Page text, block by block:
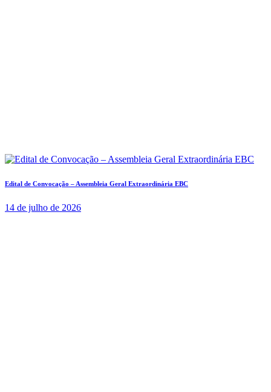
Edital de Convocação – Assembleia Geral Extraordinária EBC
14 de julho de 2026